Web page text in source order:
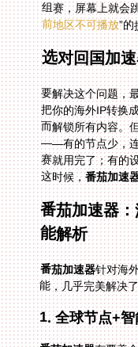
组赛，屏幕上就会
前地区不可播放”
选对回国加
要解决这个问题，
把你的海外IP转换
而解锁所有内容。
——有的节点少，
赛就用完了；有的
这时候，番茄加速
番茄加速器
能解析
番茄加速器针对海
能，几乎完美解决
1. 全球节点+